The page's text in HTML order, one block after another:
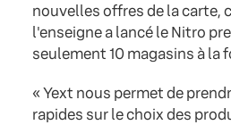
nouvelles offres de la carte,
l'enseigne a lancé le Nitro
seulement 10 magasins à la
« Yext nous permet de
rapides sur le choix des